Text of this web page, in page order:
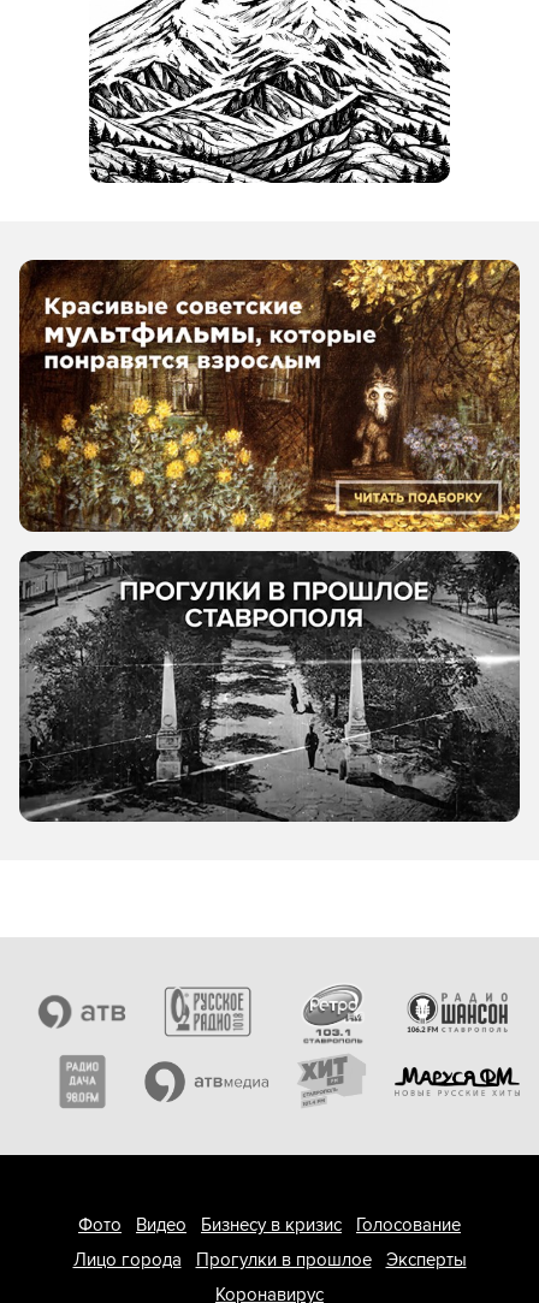
Фото Видео Бизнесу в кризис
Голосование
Лицо города
Прогулки в прошлое
Эксперты
Коронавирус